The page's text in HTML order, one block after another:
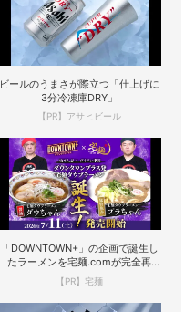
ビールのうまさが際立つ「仕上げに
3分冷凍庫DRY」
【PR】アサヒビール
「DOWNTOWN+」の企画で誕生し
たラーメンを宅麺.comが完全再
現！
【PR】宅麺